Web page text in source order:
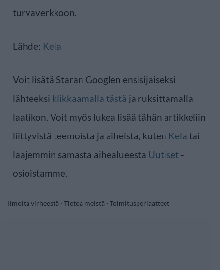
turvaverkkoon.
Lähde: Kela
Voit lisätä Staran Googlen ensisijaiseksi
lähteeksi klikkaamalla tästä ja ruksittamalla
laatikon. Voit myös lukea lisää tähän artikkeliin
liittyvistä teemoista ja aiheista, kuten Kela tai
laajemmin samasta aihealueesta Uutiset -
osioistamme.
Ilmoita virheestä · Tietoa meistä · Toimitusperiaatteet